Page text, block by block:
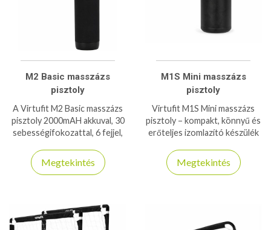
M2 Basic masszázs
pisztoly
A Virtufit M2 Basic masszázs
pisztoly 2000mAH akkuval, 30
sebességifokozattal, 6 fejjel,
kényeztesse Önt egy hosszú
nap, vagy fárasztó edzés után!
Megtekintés
M1S Mini masszázs
pisztoly
Virtufit M1S Mini masszázs
pisztoly – kompakt, könnyű és
erőteljes izomlazító készülék
gyors regenerációhoz.
Megtekintés